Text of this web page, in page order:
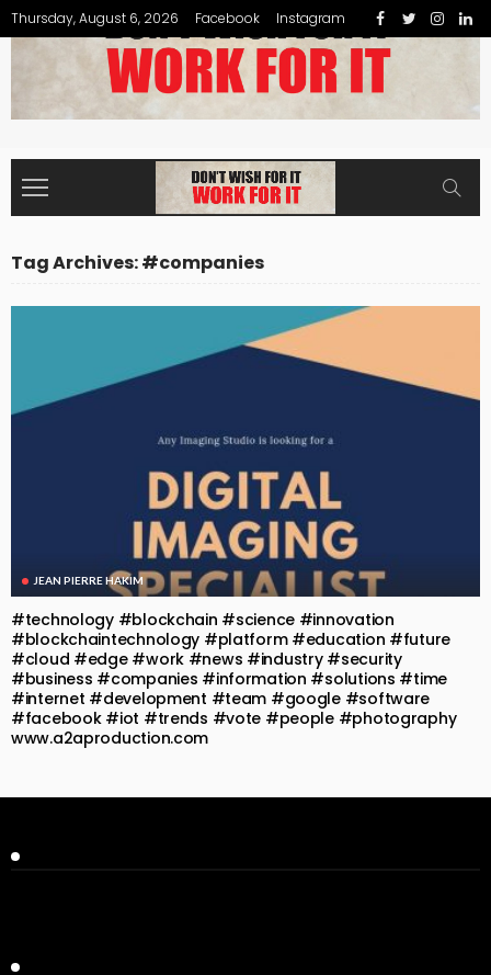
Thursday, August 6, 2026 Facebook Instagram
Tag Archives: #companies
JEAN PIERRE HAKIM
#technology #blockchain #science #innovation
#blockchaintechnology #platform #education #future
#cloud #edge #work #news #industry #security
#business #companies #information #solutions #time
#internet #development #team #google #software
#facebook #iot #trends #vote #people #photography
www.a2aproduction.com